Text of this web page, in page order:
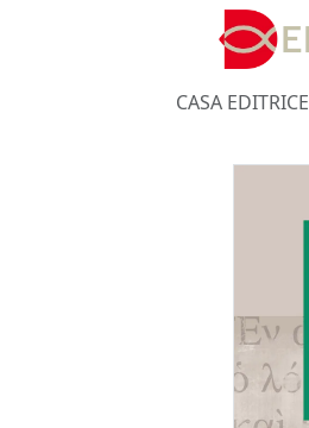
CASA EDITRICE